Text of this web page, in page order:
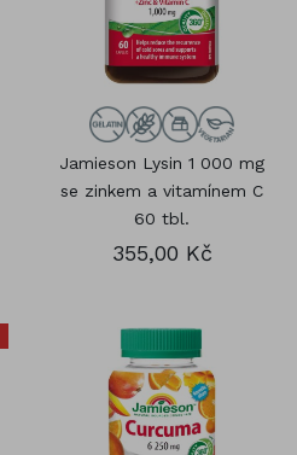
Jamieson Lysin 1 000 mg
se zinkem a vitamínem C
60 tbl.
355,00 Kč